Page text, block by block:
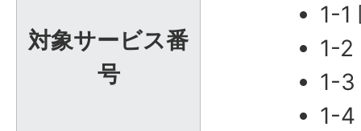
対象サービス番
号
1-1
1-2
1-3
1-4